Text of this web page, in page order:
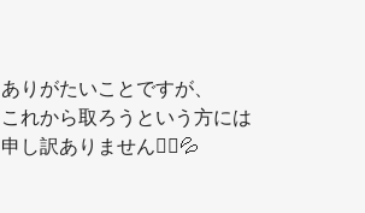
ありがたいことですが、
これから取ろうという方には
申し訳ありません🙇‍♀️💦